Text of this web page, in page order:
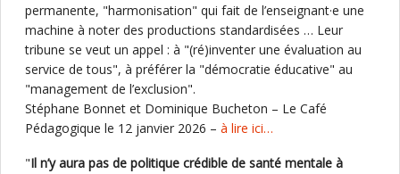
permanente, "harmonisation" qui fait de l’enseignant·e une
machine à noter des productions standardisées … Leur
tribune se veut un appel : à "(ré)inventer une évaluation au
service de tous", à préférer la "démocratie éducative" au
"management de l’exclusion".
Stéphane Bonnet et Dominique Bucheton – Le Café
Pédagogique le 12 janvier 2026 – à lire ici…
"Il n’y aura pas de politique crédible de santé mentale à